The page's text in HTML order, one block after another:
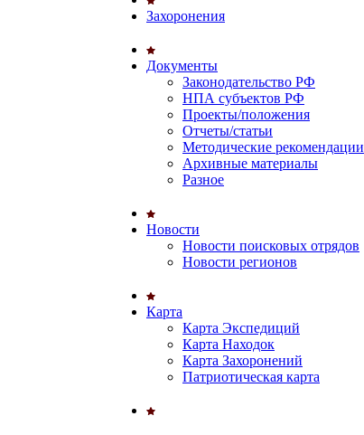
Захоронения
Документы
Законодательство РФ
НПА субъектов РФ
Проекты/положения
Отчеты/статьи
Методические рекомендации
Архивные материалы
Разное
Новости
Новости поисковых отрядов
Новости регионов
Карта
Карта Экспедиций
Карта Находок
Карта Захоронений
Патриотическая карта